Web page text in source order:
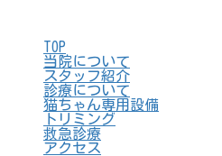
TOP
当院について
スタッフ紹介
診療について
猫ちゃん専用設備
トリミング
救急診療
アクセス